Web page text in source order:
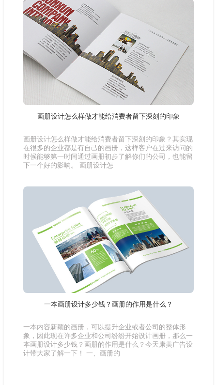
画册设计怎么样做才能给消费者留下深刻的印象
画册设计怎么样做才能给消费者留下深刻的印象？其实现
在很多的企业都是有自己的画册，这样客户在过来访问的
时候能够第一时间通过画册初步了解你们的公司，也能留
下一个好的影响。 画册设计怎
一本画册设计多少钱？画册的作用是什么？
一本内容新颖的画册，可以提升企业或者公司的整体形
象，因此现在许多企业和公司纷纷开始设计画册，那么一
本画册设计多少钱？画册的作用是什么？今天康美广告设
计带大家了解一下！ 一、画册的